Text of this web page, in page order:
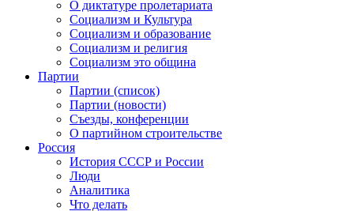
О диктатуре пролетариата
Социализм и Культура
Социализм и образование
Социализм и религия
Социализм это община
Партии
Партии (список)
Партии (новости)
Съезды, конференции
О партийном строительстве
Россия
История СССР и России
Люди
Аналитика
Что делать